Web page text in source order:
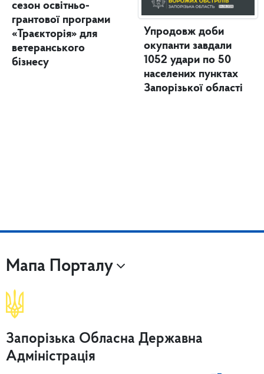
сезон освітньо-
грантової програми
«Траєкторія» для
ветеранського
бізнесу
Упродовж доби
окупанти завдали
1052 удари по 50
населених пунктах
Запорізької області
Мапа Порталу
Запорізька Обласна Державна
Адміністрація